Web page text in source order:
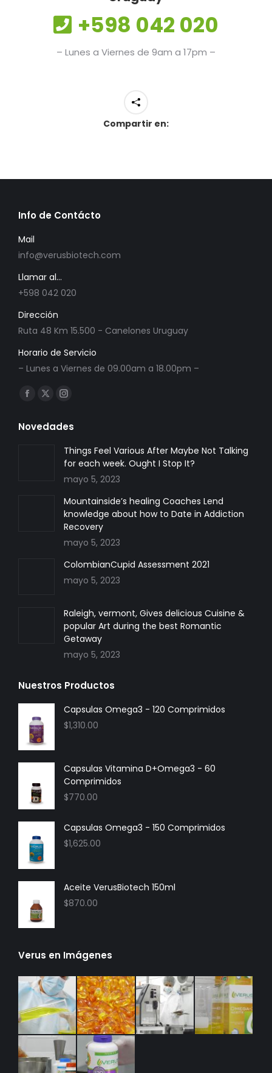
+598 042 020
– Lunes a Viernes de 9am a 17pm –
Compartir en:
Info de Contácto
Mail
info@verusbiotech.com
Llamar al...
+598 042 020
Dirección
Ruta 48 Km 15.500 - Canelones Uruguay
Horario de Servicio
– Lunes a Viernes de 09.00am a 18.00pm –
Encuéntranos en:
Facebook
opens
X
opens
window
Instagram
opens
in
new
window
Novedades
Things Feel Various After Maybe Not Talking
for each week. Ought I Stop It?
mayo 5, 2023
Mountainside’s healing Coaches Lend
knowledge about how to Date in Addiction
Recovery
mayo 5, 2023
ColombianCupid Assessment 2021
mayo 5, 2023
Raleigh, vermont, Gives delicious Cuisine &
popular Art during the best Romantic
Getaway
mayo 5, 2023
Nuestros Productos
Capsulas Omega3 - 120 Comprimidos
$1,310.00
Capsulas Vitamina D+Omega3 - 60
Comprimidos
$770.00
Capsulas Omega3 - 150 Comprimidos
$1,625.00
Aceite VerusBiotech 150ml
$870.00
Verus en Imágenes